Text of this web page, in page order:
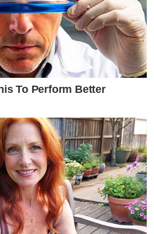
To Perform Better